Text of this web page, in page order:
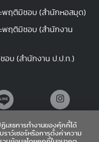
ะพฤติมิชอบ (สำนักหอสมุด)
ะพฤติมิชอบ (สำนักงาน
อบ (สำนักงาน ป.ป.ท.)
เสธการทำงานของคุ้กกี้ได้
าว์เซอร์หรือการตั้งค่าความ